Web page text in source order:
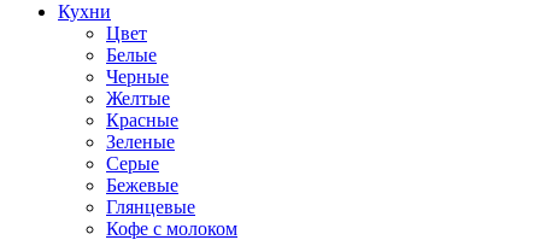
Кухни
Цвет
Белые
Черные
Желтые
Красные
Зеленые
Серые
Бежевые
Глянцевые
Кофе с молоком